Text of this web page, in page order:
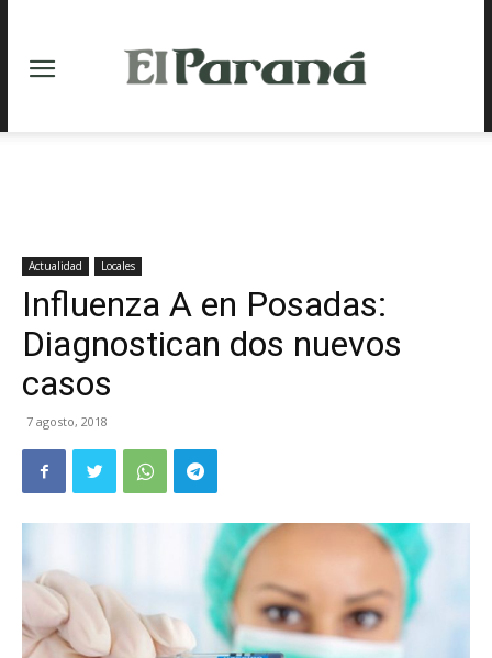
Actualidad Locales
Influenza A en Posadas:
Diagnostican dos nuevos
casos
7 agosto, 2018